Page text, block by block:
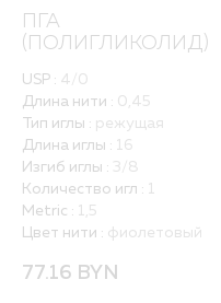
Политика
Вакансии
ПОЛНЫЙ КАТАЛОГ
ДЛЯ РБ
ПГА
(ПОЛИГЛИКОЛИД)
USP : 4/0
Длина нити : 0,45
Тип иглы : режущая
Длина иглы : 16
Изгиб иглы : 3/8
Количество игл : 1
Metric : 1,5
Цвет нити : фиолетовый
77.16 BYN